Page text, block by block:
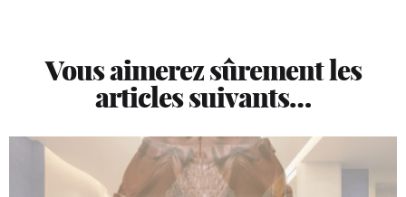
Vous aimerez sûrement les
articles suivants…